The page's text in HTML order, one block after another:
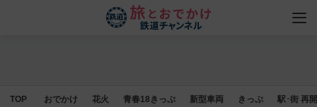
TOP おでかけ 花火 青春18きっぷ 新型車両 きっぷ 駅･街 再